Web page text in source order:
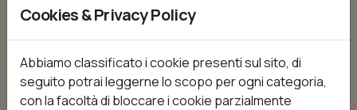
Per usare filtro categoria
devi indicare una città
Se selezioni una categoria, devi inserire
anche una città.
Cookies & Privacy Policy
Abbiamo classificato i cookie presenti sul sito, di
seguito potrai leggerne lo scopo per ogni categoria,
con la facoltà di bloccare i cookie parzialmente